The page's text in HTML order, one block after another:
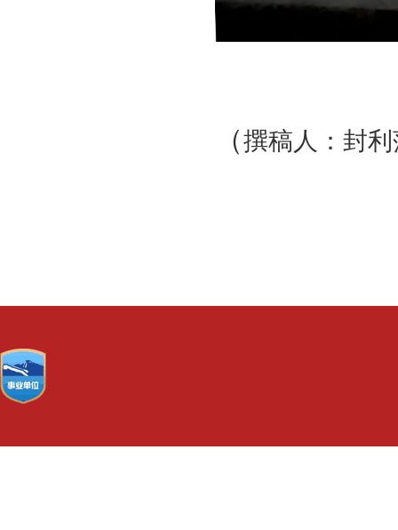
（撰稿人：封